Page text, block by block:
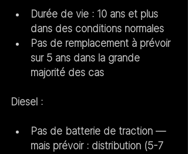
Durée de vie : 10 ans et plus
dans des conditions normales
Pas de remplacement à prévoir
sur 5 ans dans la grande
majorité des cas
Diesel :
Pas de batterie de traction —
mais prévoir : distribution (5-7